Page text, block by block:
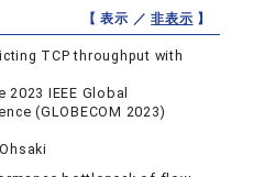
【 表示 ／非表示 】
TCP throughput with
IEEE Global
(GLOBECOM 2023)